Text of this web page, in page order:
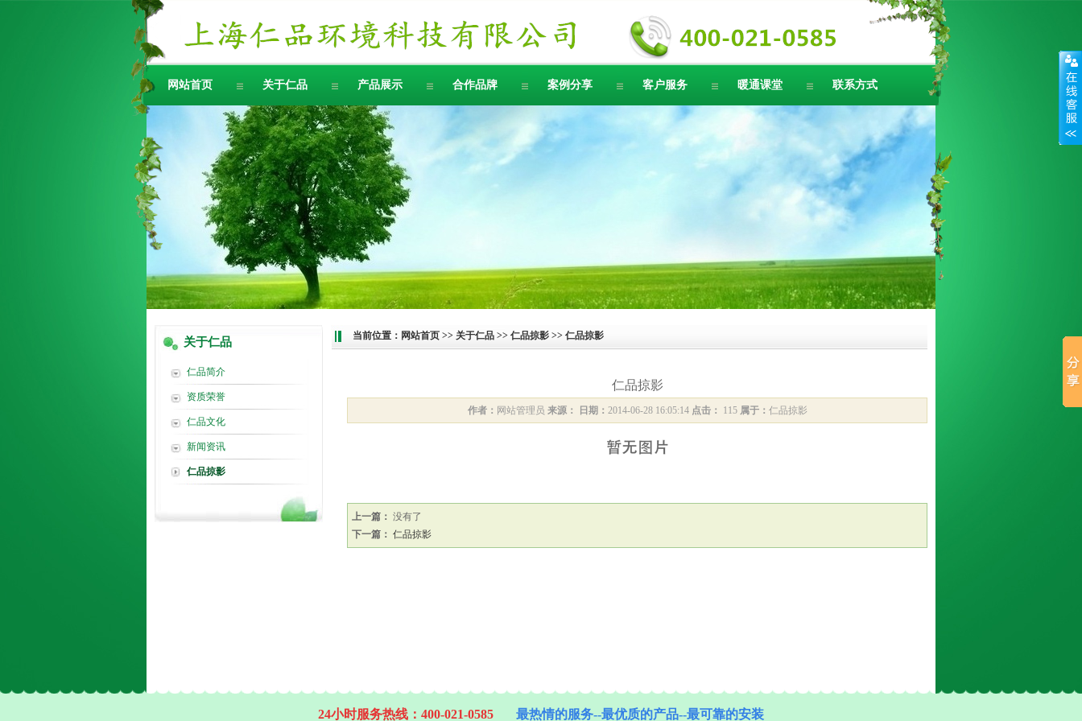
网站首页 关于仁品 产品展示 合作品牌 案例分享 客户服务 暖通课堂 联系方式
关于仁品
仁品简介
资质荣誉
仁品文化
新闻资讯
仁品掠影
当前位置： 网站首页 >> 关于仁品 >> 仁品掠影 >> 仁品掠影
仁品掠影
作者： 网站管理员 来源： 日期： 2014-06-28 16:05:14 点击： 115 属于： 仁品掠影
上一篇： 没有了
下一篇： 仁品掠影
24小时服务热线：400-021-0585 最热情的服务--最优质的产品--最可靠的安装